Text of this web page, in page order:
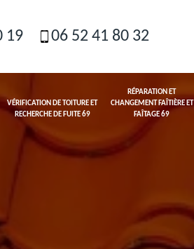
19 06 52 41 80 32
VÉRIFICATION DE TOITURE ET
RECHERCHE DE FUITE 69
RÉPARATION ET
CHANGEMENT FAÎTIÈRE ET
FAÎTAGE 69